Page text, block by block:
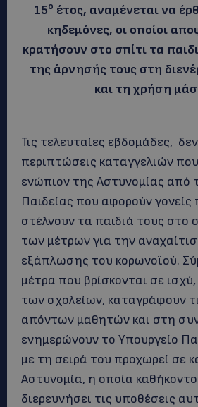
15ο έτος, αναμένεται να
κηδεμόνες, οι οποίοι
κρατήσουν στο σπίτι τα
της άρνησής τους στη
και τη χρήση
Τις τελευταίες εβδομάδες, δεν
περιπτώσεις καταγγελιών
ενώπιον της Αστυνομίας από
Παιδείας που αφορούν γονείς
στέλνουν τα παιδιά τους στο
των μέτρων για την
εξάπλωσης του κορωνοϊού.
μέτρα που βρίσκονται σε ισχύ,
των σχολείων, καταγράφουν
απόντων μαθητών και στη
ενημερώνουν το Υπουργείο
με τη σειρά του προχωρεί σε
Αστυνομία, η οποία
διερευνήσει τις υποθέσεις